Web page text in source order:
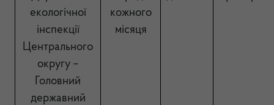
екологічної
інспекції
Центрального
округу –
Головний
державний
кожного
місяця